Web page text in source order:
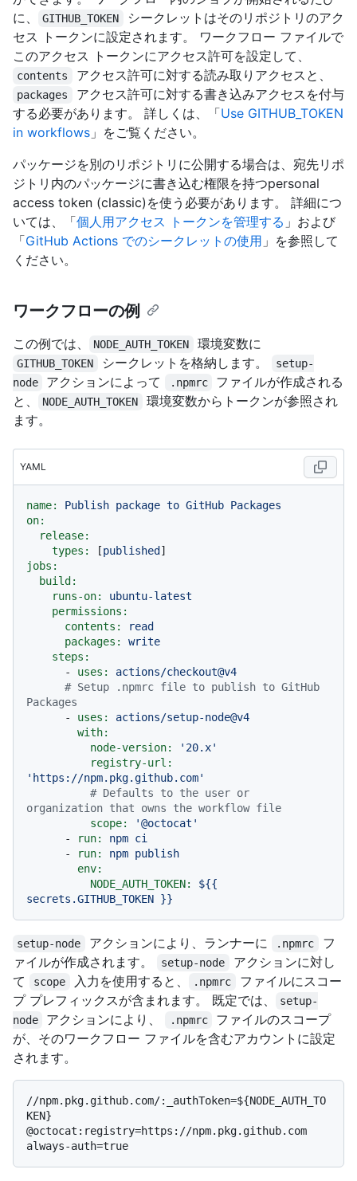
に、
GITHUB_TOKEN
シークレットはそのリポジトリのアク
セス トークンに設定されます。 ワークフロー ファイルで
このアクセス トークンにアクセス許可を設定して、
contents アクセス許可に対する読み取りアクセスと、
packages
アクセス許可に対する書き込みアクセスを付与
する必要があります。 詳しくは、「Use GITHUB_TOKEN
in workflows 」をご覧ください。
パッケージを別のリポジトリに公開する場合は、宛先リポ
ジトリ内のパッケージに書き込む権限を持つpersonal
access token (classic)を使う必要があります。 詳細につ
いては、「個人用アクセス トークンを管理する 」および
「GitHub Actions でのシークレットの使用 」を参照して
ください。
ワークフローの例
この例では、 NODE_AUTH_TOKEN 環境変数に
GITHUB_TOKEN シークレットを格納します。
setup-
node
アクションによって .npmrc
ファイルが作成される
と、
NODE_AUTH_TOKEN
環境変数からトークンが参照され
ます。
YAML
name: Publish package to GitHub Packages
on:
release:
types:
[published
jobs:
build:
runs-on:
ubuntu-latest
permissions:
contents:
read
packages:
write
steps:
-
uses:
actions/checkout@v4
# Setup .npmrc file to publish to GitHub
Packages
-
uses:
actions/setup-node@v4
with:
node-version:
'20.x'
registry-url:
'https://npm.pkg.github.com'
# Defaults to the user or
organization that owns the workflow file
scope:
'@octocat'
-
run: npm ci
-
run: npm publish
env:
NODE_AUTH_TOKEN:
${{
secrets.GITHUB_TOKEN }}
setup-node アクションにより、ランナーに .npmrc
フ
ァイルが作成されます。
setup-node
アクションに対し
て
scope 入力を使用すると、 .npmrc
ファイルにスコー
プ プレフィックスが含まれます。 既定では、
setup-
node
アクションにより、 .npmrc
ファイルのスコープ
が、そのワークフロー ファイルを含むアカウントに設定
されます。
//npm.pkg.github.com/:_authToken=${NODE_AUTH_TO
KEN}
@octocat:registry=https://npm.pkg.github.com